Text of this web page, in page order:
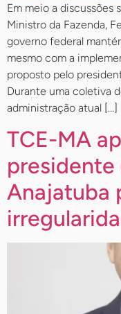
Em meio a discussões
Ministro da Fazenda,
governo federal
mesmo com a
proposto pelo
Durante uma coletiva
administração atual […]
TCE-MA
presidente
Anajatuba